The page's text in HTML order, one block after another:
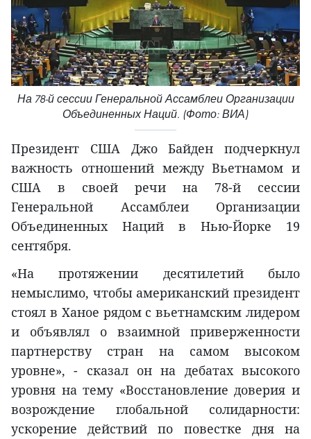
На 78-й сессии Генеральной Ассамблеи Организации
Объединенных Наций. (Фото: ВИА)
Президент США Джо Байден подчеркнул
важность отношений между Вьетнамом и
США в своей речи на 78-й сессии
Генеральной Ассамблеи Организации
Объединенных Наций в Нью-Йорке 19
сентября.
«На протяжении десятилетий было
немыслимо, чтобы американский президент
стоял в Ханое рядом с вьетнамским лидером
и объявлял о взаимной приверженности
партнерству стран на самом высоком
уровне», - сказал он на дебатах высокого
уровня на тему «Восстановление доверия и
возрождение глобальной солидарности:
ускорение действий по повестке дня на